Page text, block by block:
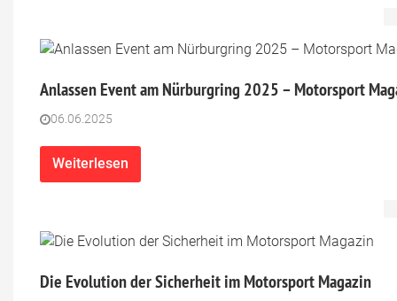
Anlassen Event am Nürburgring 2025 – Motorsport
06.06.2025
Weiterlesen
Die Evolution der Sicherheit im Motorsport Magazin